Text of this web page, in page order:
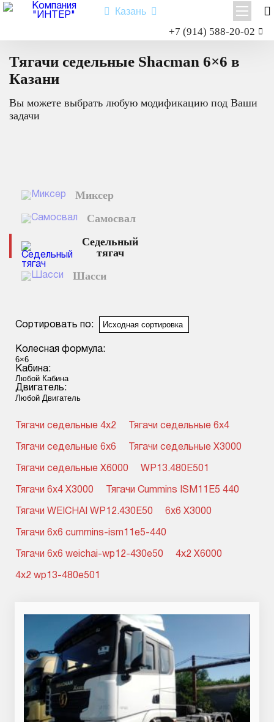
Казань
+7 (914) 588-20-02
Shacman X6000
Миксер
Самосвал
Седельный тягач
седельный тягач
Назначение: для перевозки сыпучих грузов; для перевозки
для установки на грузовую платформу различного
оборудования для коммунального и сельского хозяйства.
Седельный тягач 6×6
Тягачи седельные Shacman 6×6 в
Казани
Вы можете выбрать любую модификацию под Ваши
задачи
Миксер
Самосвал
Седельный
тягач
Шасси
Сортировать по:
Колесная формула:
Кабина:
Двигатель:
Тягачи седельные 4x2 Тягачи седельные 6x4
Тягачи седельные 6x6 Тягачи седельные X3000
Тягачи седельные X6000 WP13.480E501
Тягачи 6x4 X3000 Тягачи Cummins ISM11E5 440
Тягачи WEICHAI WP12.430E50 6x6 X3000
Тягачи 6x6 cummins-ism11e5-440
Тягачи 6x6 weichai-wp12-430e50 4x2 X6000
4x2 wp13-480e501